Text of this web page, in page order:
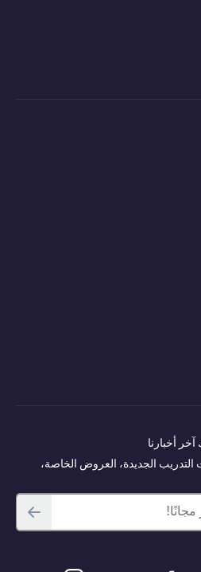
أخبارنا
الجديدة، العروض الخاصة،